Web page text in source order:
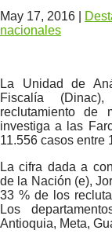
May 17, 2016
nacionales
La Unidad de
Fiscalía
reclutamiento de
investiga a las
11.556 casos entre
La cifra dada a
de la Nación (e),
33 % de los
Los
Antioquia, Meta,